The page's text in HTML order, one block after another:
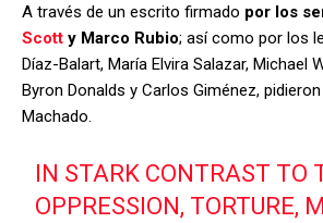
A través de un escrito firmado por los
Scott y Marco Rubio; así como por los
Díaz-Balart, María Elvira Salazar, Michael
Byron Donalds y Carlos Giménez,
Machado.
IN STARK CONTRAST TO
OPPRESSION, TORTURE,